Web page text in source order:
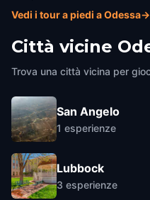
Vedi i tour a piedi a Odessa→
Città vicine
Trova una città vicina per
San Angelo
1 esperienze
Lubbock
3 esperienze